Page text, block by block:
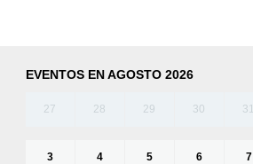
EVENTOS EN AGOSTO 2026
27 28 29 30 31
3 4 5 6 7